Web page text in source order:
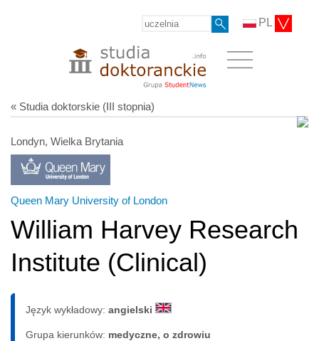
PL
« Studia doktorskie (III stopnia)
Londyn, Wielka Brytania
Queen Mary University of London
William Harvey Research
Institute (Clinical)
Język wykładowy: angielski
Grupa kierunków: medyczne, o zdrowiu